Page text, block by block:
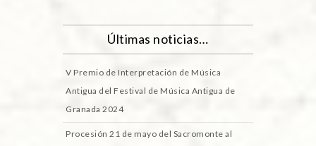
Últimas noticias…
V Premio de Interpretación de Música
Antigua del Festival de Música Antigua de
Granada 2024
Procesión 21 de mayo del Sacromonte al